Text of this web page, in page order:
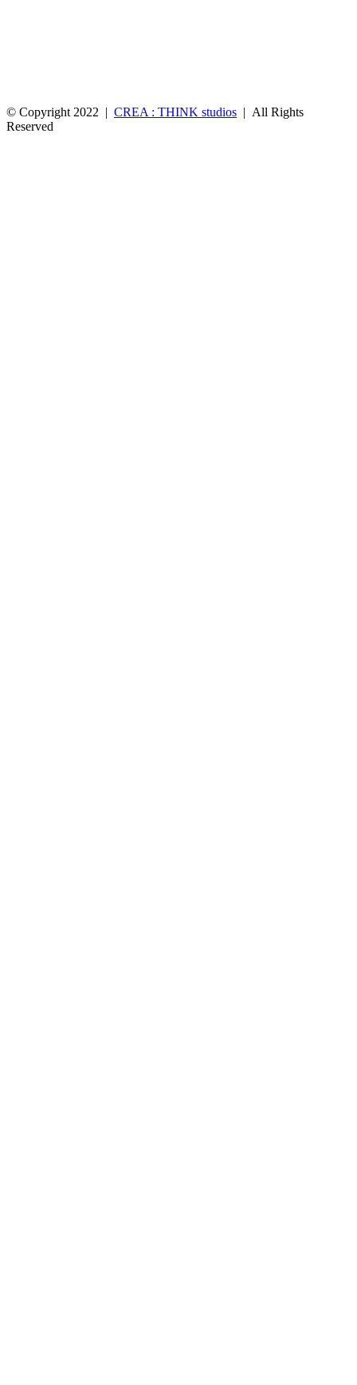
© Copyright 2022 | CREA : THINK studios | All Rights
Reserved